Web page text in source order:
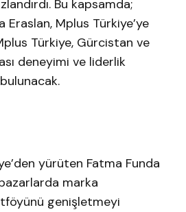
Bu kapsamda;
Mplus Türkiye’ye
Türkiye, Gürcistan ve
deneyimi ve liderlik
yürüten Fatma Funda
marka
genişletmeyi